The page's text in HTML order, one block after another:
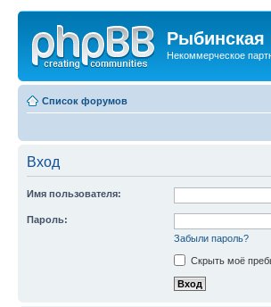
Рыбинская
Некоммерческое
Список форумов
Вход
Имя пользователя:
Пароль:
Забыли пароль?
Скрыть моё